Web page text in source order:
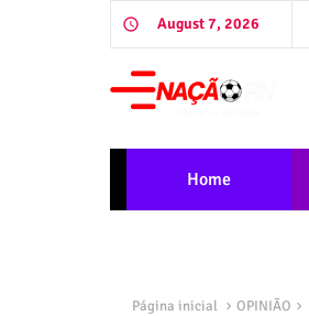
August 7, 2026
Home
Página inicial OPINIÃO